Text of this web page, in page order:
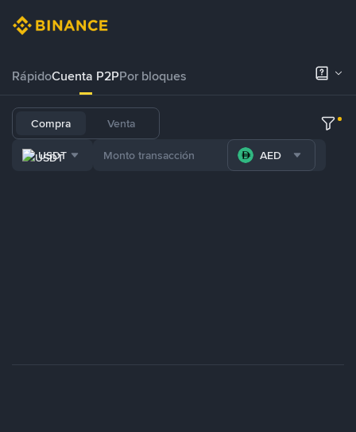
RápidoCuenta P2PPor bloques
Compra Venta
USDT AED